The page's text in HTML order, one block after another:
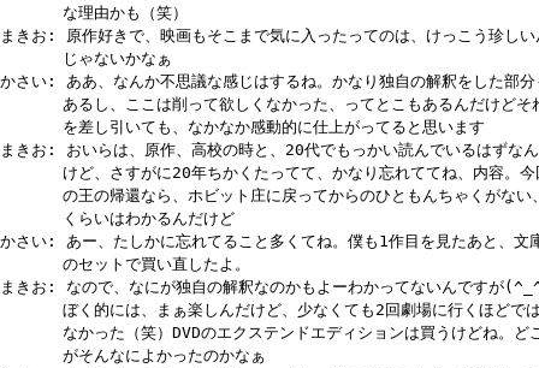
な理由かも（笑）
まきお: 原作好きで、映画もそこまで気に入ったってのは、けっこう珍しい
じゃないかなぁ
かさい: ああ、なんか不思議な感じはするね。かなり独自の解釈をした部分
あるし、ここは削って欲しくなかった、ってとこもあるんだけどそ
を差し引いても、なかなか感動的に仕上がってると思います
まきお: おいらは、原作、高校の時と、20代でもっかい読んでいるはずな
けど、さすがに20年ちかくたってて、かなり忘れててね、内容。今
の王の帰還なら、ホビット庄に戻ってからのひともんちゃくがない、
くらいはわかるんだけど
かさい: あー、たしかに忘れてること多くてね。僕も1作目を見たあと、文
のセットで買い直したよ。
まきお: なので、なにが独自の解釈なのかもよーわかってないんですが
ぼく的には、まぁ楽しんだけど、少なくても2回劇場に行くほどでは
なかった（笑）DVDのエクステンドエディションは買うけどね。ど
がそんなによかったのかなぁ